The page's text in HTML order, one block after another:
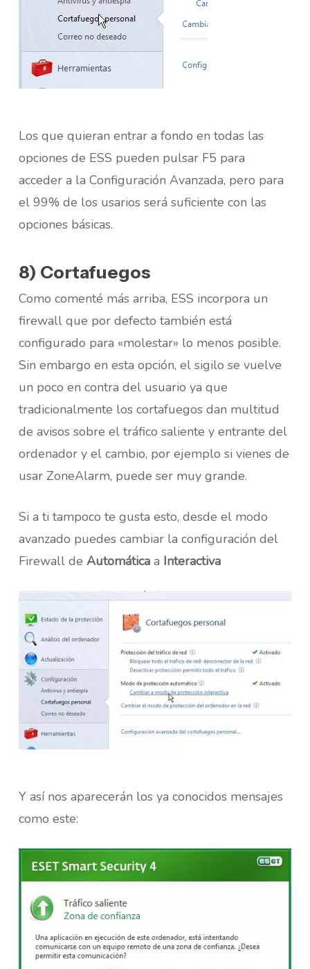
Los que quieran entrar a fondo en todas las
opciones de ESS pueden pulsar F5 para
acceder a la Configuración Avanzada, pero para
el 99% de los usarios será suficiente con las
opciones básicas.
8) Cortafuegos
Como comenté más arriba, ESS incorpora un
firewall que por defecto también está
configurado para «molestar» lo menos posible.
Sin embargo en esta opción, el sigilo se vuelve
un poco en contra del usuario ya que
tradicionalmente los cortafuegos dan multitud
de avisos sobre el tráfico saliente y entrante del
ordenador y el cambio, por ejemplo si vienes de
usar ZoneAlarm, puede ser muy grande.
Si a ti tampoco te gusta esto, desde el modo
avanzado puedes cambiar la configuración del
Firewall de Automáticaa Interactiva
Y así nos aparecerán los ya conocidos mensajes
como este: